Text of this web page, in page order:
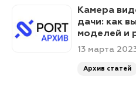
Камера
дачи: как
моделей и
13 марта
Архив статей